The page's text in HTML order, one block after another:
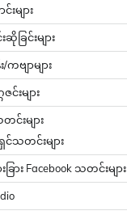
များ
ခြင်းများ
ဗျာများ
င်းများ
းများ
သတင်းများ
ခြား Facebook သတင်းများ